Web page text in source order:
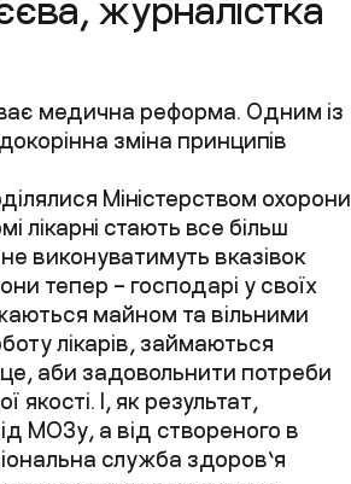
медична реформа. Одним із
зміна принципів
Міністерством охорони
лікарні стають все більш
виконуватимуть вказівок
тепер – господарі у своїх
майном та вільними
лікарів, займаються
аби задовольнити потреби
якості. І, як результат,
МОЗу, а від створеного в
служба здоров’я